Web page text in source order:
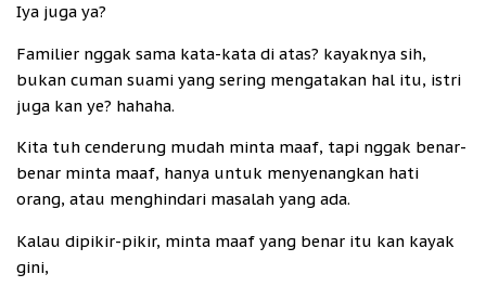
Iya juga ya?
Familier nggak sama kata-kata di atas? kayaknya sih,
bukan cuman suami yang sering mengatakan hal itu, istri
juga kan ye? hahaha.
Kita tuh cenderung mudah minta maaf, tapi nggak benar-
benar minta maaf, hanya untuk menyenangkan hati
orang, atau menghindari masalah yang ada.
Kalau dipikir-pikir, minta maaf yang benar itu kan kayak
gini,